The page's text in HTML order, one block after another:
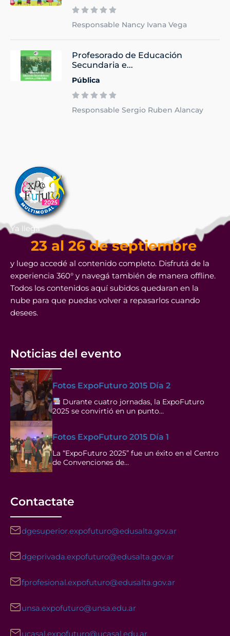
Responsable Nancy Ivana Vega
Profesorado de Educación
Secundaria e...
Pública
Responsable Sergio Ruben Alancay
Ya llega
23 al 26 de septiembre
y luego accedé al contenido completo. Disfrutá de la
experiencia 360° y navegá también de manera offline.
Todos los contenidos aquí subidos quedaran en la
nube para que puedas volver a repasarlos cuando
desees.
Noticias del evento
Fotos ExpoFuturo 2015 Día 2
Durante cuatro jornadas, la ExpoFuturo
2025 se convirtió en un punto…
Fotos ExpoFuturo 2015 Día 1
La “ExpoFuturo 2025” fue un éxito en el Centro
de Convenciones de…
Contactate
dgesuperior.expofuturo@edusalta.gov.ar
dgeprivada.expofuturo@edusalta.gov.ar
fprofesional.expofuturo@edusalta.gov.ar
unsa.expofuturo@unsa.edu.ar
ucasal.expofuturo@ucasal.edu.ar